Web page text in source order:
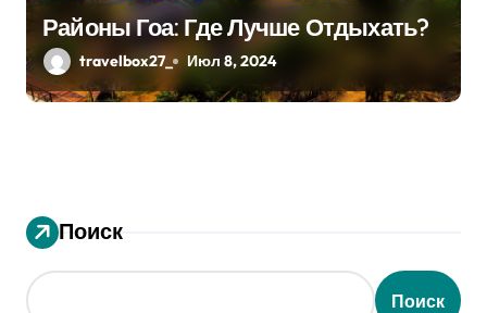
Районы Гоа: Где Лучше Отдыхать?
travelbox27_ Июл 8, 2024
Поиск
Поиск